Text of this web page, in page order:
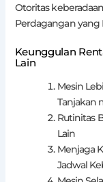
Otoritas
Perdagangan yang
Keunggulan
Lain
Mesin
Tanjakan
Rutinitas
Lain
Menjaga
Jadwal